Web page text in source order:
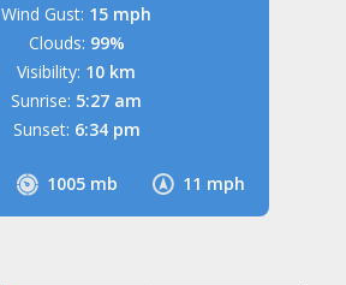
1005 mb 11 mph
Wind Gust: 15 mph
Clouds: 99%
Visibility: 10 km
Sunrise: 5:27 am
Sunset: 6:34 pm